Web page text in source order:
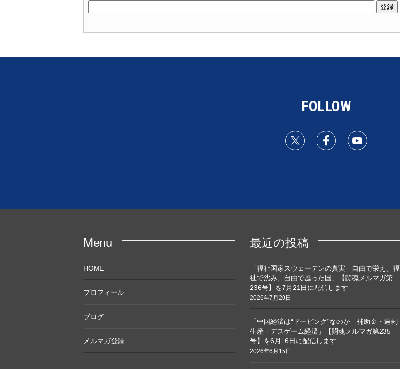
FOLLOW
Menu
HOME
プロフィール
ブログ
メルマガ登録
最近の投稿
「福祉国家スウェーデンの真実―自由で栄え、福
祉で沈み、自由で甦った国」【闘魂メルマガ第
236号】を7月21日に配信します
2026年7月20日
「中国経済は“ドーピング”なのか―補助金・過剰
生産・デスゲーム経済」【闘魂メルマガ第235
号】を6月16日に配信します
2026年6月15日